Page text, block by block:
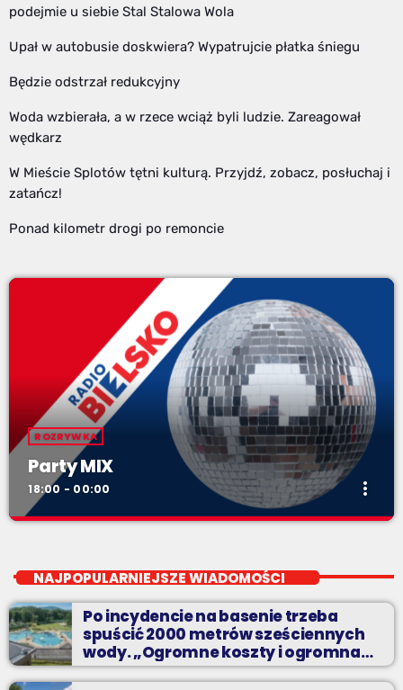
podejmie u siebie Stal Stalowa Wola
Upał w autobusie doskwiera? Wypatrujcie płatka śniegu
Będzie odstrzał redukcyjny
Woda wzbierała, a w rzece wciąż byli ludzie. Zareagował
wędkarz
W Mieście Splotów tętni kulturą. Przyjdź, zobacz, posłuchaj i
zatańcz!
Ponad kilometr drogi po remoncie
ROZRYWKA
Party MIX
18:00 - 00:00 more_vert
Planujesz domową prywatkę? Chcesz rozgrzać się przed
sobotnią imprezą? Masz ochotę pobawić się ze znajomymi przy
najlepszych dyskotekowych przebojach?
NAJPOPULARNIEJSZE WIADOMOŚCI
Po incydencie na basenie trzeba
spuścić 2000 metrów sześciennych
wody. „Ogromne koszty i ogromna
praca”